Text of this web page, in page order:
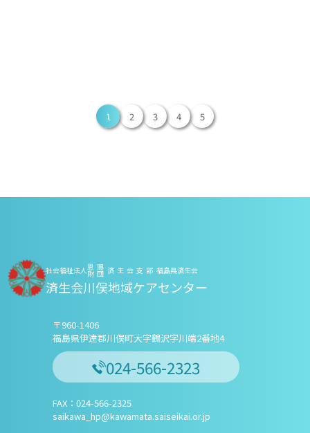
1 2 3 4 5
社会福祉法人恩賜
財団 済生会支部 福島県済生会
済生会川俣地域ケアセンター
〒960-1406
福島県伊達郡川俣町大字鶴沢字川端2番地4
024-566-2323
FAX：024-566-2325
saikawa_hp@kawamata.saiseikai.or.jp